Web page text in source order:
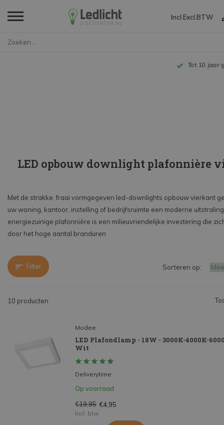
Incl. Excl. BTW
Tot 10 jaar garantie
LED opbouw downlight plafonnière
Met de strakke, fraai vormgegeven led-downlights opbouw vierkant
uw woning, kantoor, instelling of bedrijfsruimte een moderne
energiezuinige plafonnière is een milieuvriendelijke investering die
door het hoge aantal branduren
Filter
10 producten
Sorteren op:
Modee
LED Plafondlamp - 18W - 3000K-4000K-
Wit
Deliverytime
Op voorraad
€19,95 €4,95
Incl. btw